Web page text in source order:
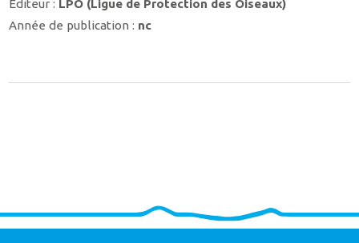
Editeur : LPO (Ligue de Protection des Oiseaux)
Année de publication : nc